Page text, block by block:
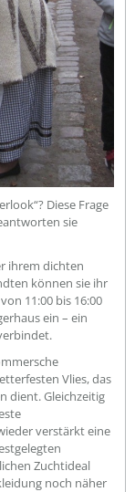
Diese Frage
sie
ihrem dichten
können sie ihr
11:00 bis 16:00
ein – ein
Vlies, das
dient. Gleichzeitig
verstärkt eine
Zuchtideal
noch näher